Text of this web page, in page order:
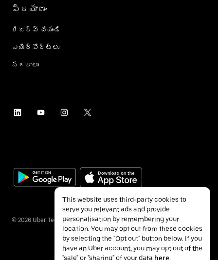
ప్రయాణం
రిజర్వ్ చేయండి
ఎయిర్؜పోర్ట్؜లు
నగరాలు
© 2026 Uber Technologies Inc.
This website uses third-party cookies to
serve you relevant ads and provide
personalisation by remembering your
location. You may opt out from these cookies
by selecting the "Opt out" button below. If you
have an Uber account, you may opt out of the
"sale" or "sharing" of your data here.